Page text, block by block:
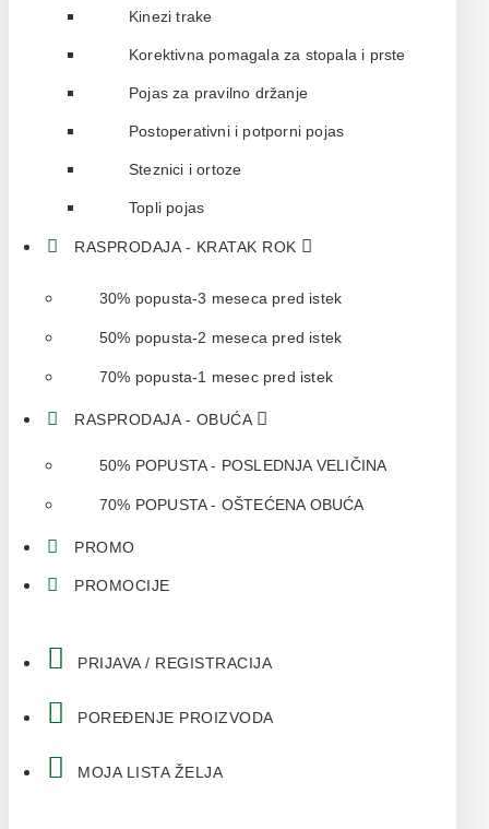
Kinezi trake
Korektivna pomagala za stopala i prste
Pojas za pravilno držanje
Postoperativni i potporni pojas
Steznici i ortoze
Topli pojas
RASPRODAJA - KRATAK ROK
30% popusta-3 meseca pred istek
50% popusta-2 meseca pred istek
70% popusta-1 mesec pred istek
RASPRODAJA - OBUĆA
50% POPUSTA - POSLEDNJA VELIČINA
70% POPUSTA - OŠTEĆENA OBUĆA
PROMO
PROMOCIJE
PRIJAVA / REGISTRACIJA
POREĐENJE PROIZVODA
MOJA LISTA ŽELJA